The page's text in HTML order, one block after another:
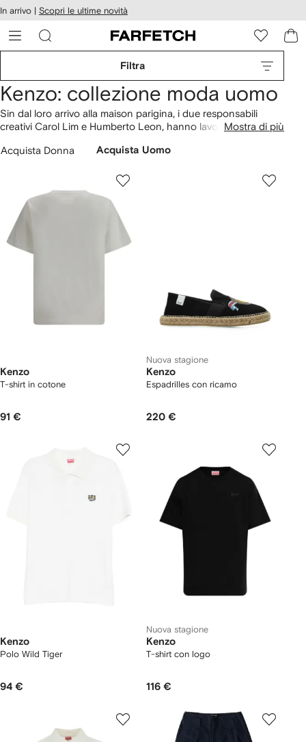
ai
In arrivo | Scopri le ultime novità
Filtra
Kenzo: collezione moda uomo
Sin dal loro arrivo alla maison parigina, i due responsabili
creativi Carol Lim e Humberto Leon, hanno lavorato per
Kenzo Takada, pur aggiungendo alle collezioni il loro tocco
di Kenzo lo dimostra. Scoprila su FARFETCH e completa il
look con unaborsa da uomo
Mostra di più
Acquista Donna Acquista Uomo
Kenzo
T-shirt in cotone
91 €
Nuova stagione
Kenzo
Espadrilles con ricamo
220 €
Kenzo
Polo Wild Tiger
94 €
Nuova stagione
Kenzo
T-shirt con logo
116 €